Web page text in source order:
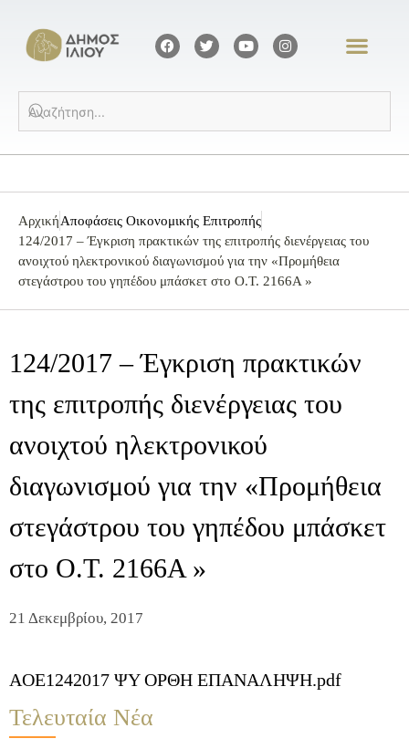
ΑρχικήΑποφάσεις Οικονομικής Επιτροπής
124/2017 – Έγκριση πρακτικών της επιτροπής διενέργειας του
ανοιχτού ηλεκτρονικού διαγωνισμού για την «Προμήθεια
στεγάστρου του γηπέδου μπάσκετ στο Ο.Τ. 2166Α »
124/2017 – Έγκριση πρακτικών
της επιτροπής διενέργειας του
ανοιχτού ηλεκτρονικού
διαγωνισμού για την «Προμήθεια
στεγάστρου του γηπέδου μπάσκετ
στο Ο.Τ. 2166Α »
21 Δεκεμβρίου, 2017
AOE1242017 ΨΥ ΟΡΘΗ ΕΠΑΝΑΛΗΨΗ.pdf
Τελευταία Νέα